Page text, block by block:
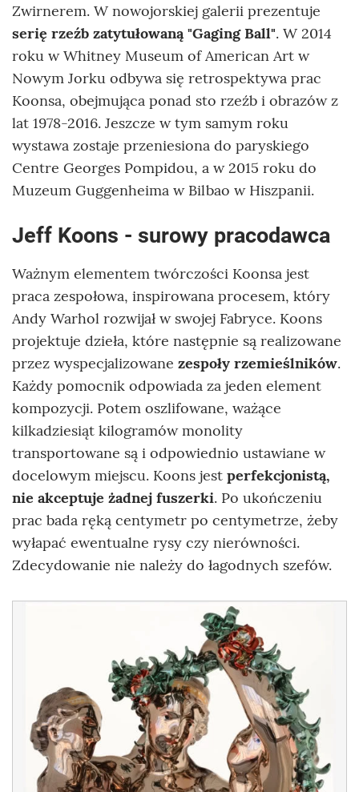
Zwirnerem. W nowojorskiej galerii prezentuje
serię rzeźb zatytułowaną "Gaging Ball". W 2014
roku w Whitney Museum of American Art w
Nowym Jorku odbywa się retrospektywa prac
Koonsa, obejmująca ponad sto rzeźb i obrazów z
lat 1978-2016. Jeszcze w tym samym roku
wystawa zostaje przeniesiona do paryskiego
Centre Georges Pompidou, a w 2015 roku do
Muzeum Guggenheima w Bilbao w Hiszpanii.
Jeff Koons - surowy pracodawca
Ważnym elementem twórczości Koonsa jest
praca zespołowa, inspirowana procesem, który
Andy Warhol rozwijał w swojej Fabryce. Koons
projektuje dzieła, które następnie są realizowane
przez wyspecjalizowane zespoły rzemieślników.
Każdy pomocnik odpowiada za jeden element
kompozycji. Potem oszlifowane, ważące
kilkadziesiąt kilogramów monolity
transportowane są i odpowiednio ustawiane w
docelowym miejscu. Koons jest perfekcjonistą,
nie akceptuje żadnej fuszerki. Po ukończeniu
prac bada ręką centymetr po centymetrze, żeby
wyłapać ewentualne rysy czy nierówności.
Zdecydowanie nie należy do łagodnych szefów.